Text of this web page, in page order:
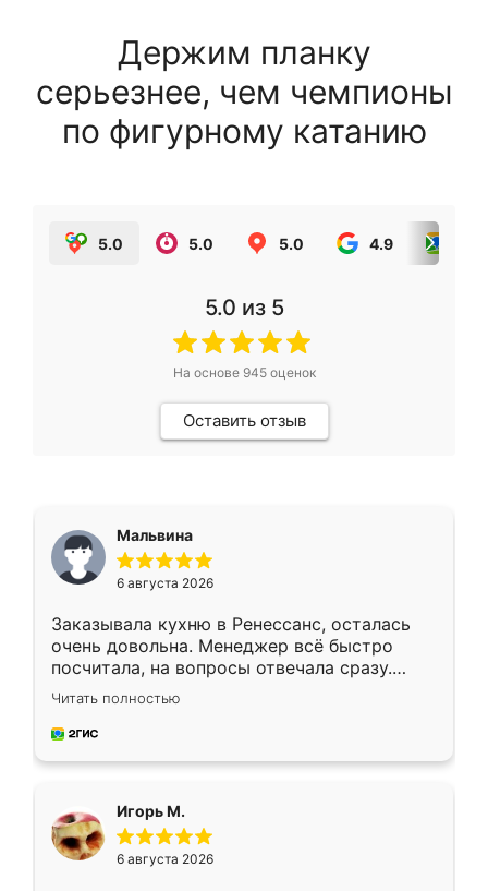
Держим планку
серьезнее, чем чемпионы
по фигурному катанию
5.0 5.0 5.0 4.9
5.0 из 5
На основе 945оценок
Оставить отзыв
Мальвина
6 августа 2026
Заказывала кухню в Ренессанс, осталась
очень довольна. Менеджер всё быстро
посчитала, на вопросы отвечала сразу.
Замерщик приехал в субботу, подошёл к
делу со всей ответственностью. Собрали
за день, ребята работали аккуратно, даже
Читать полностью
Игорь М.
6 августа 2026